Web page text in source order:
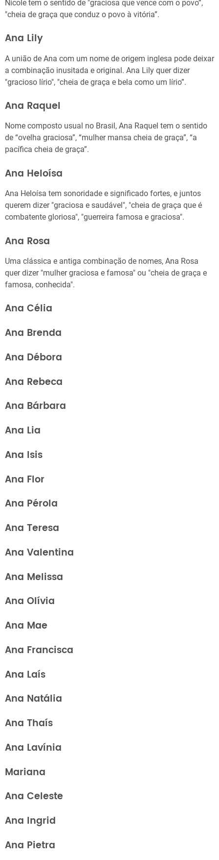
Nicole tem o sentido de "graciosa que vence com o povo”,
"cheia de graça que conduz o povo à vitória”.
Ana Lily
A união de Ana com um nome de origem inglesa pode deixar
a combinação inusitada e original. Ana Lily quer dizer
"gracioso lírio", "cheia de graça e bela como um lírio”.
Ana Raquel
Nome composto usual no Brasil, Ana Raquel tem o sentido
de “ovelha graciosa”, “mulher mansa cheia de graça”, “a
pacífica cheia de graça”.
Ana Heloísa
Ana Heloísa tem sonoridade e significado fortes, e juntos
querem dizer "graciosa e saudável", "cheia de graça que é
combatente gloriosa", "guerreira famosa e graciosa".
Ana Rosa
Uma clássica e antiga combinação de nomes, Ana Rosa
quer dizer "mulher graciosa e famosa" ou "cheia de graça e
famosa, conhecida".
Ana Célia
Ana Brenda
Ana Débora
Ana Rebeca
Ana Bárbara
Ana Lia
Ana Isis
Ana Flor
Ana Pérola
Ana Teresa
Ana Valentina
Ana Melissa
Ana Olívia
Ana Mae
Ana Francisca
Ana Laís
Ana Natália
Ana Thaís
Ana Lavínia
Mariana
Ana Celeste
Ana Ingrid
Ana Pietra